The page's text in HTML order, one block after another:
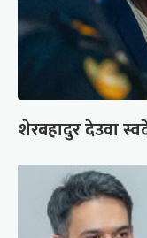
शेरबहादुर देउवा